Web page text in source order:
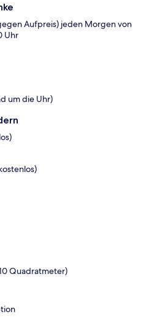
Aufpreis) jeden Morgen von
Uhr
um die Uhr)
Quadratmeter)